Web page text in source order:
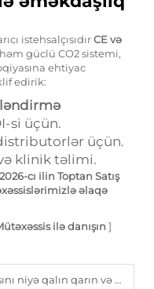
istehsalçısıdırCE və
güclü CO2 sistemi,
ehtiyac
edirik:
si üçün.
üçün.
klinik təlimi.
cı ilin Toptan Satış
əlaqə
ilə danışın ]
və baldır yağları üçün mükəmməldir.